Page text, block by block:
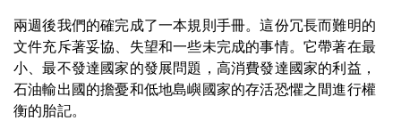
兩週後我們的確完成了一本規則手冊。這份冗長而難明的
文件充斥著妥協、失望和一些未完成的事情。它帶著在最
小、最不發達國家的發展問題，高消費發達國家的利益，
石油輸出國的擔憂和低地島嶼國家的存活恐懼之間進行權
衡的胎記。